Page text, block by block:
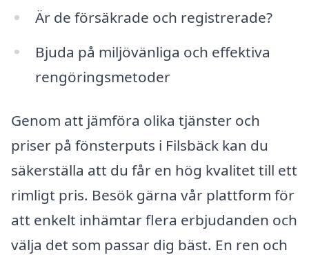
Är de försäkrade och registrerade?
Bjuda på miljövänliga och effektiva
rengöringsmetoder
Genom att jämföra olika tjänster och
priser på fönsterputs i Filsbäck kan du
säkerställa att du får en hög kvalitet till ett
rimligt pris. Besök gärna vår plattform för
att enkelt inhämtar flera erbjudanden och
välja det som passar dig bäst. En ren och